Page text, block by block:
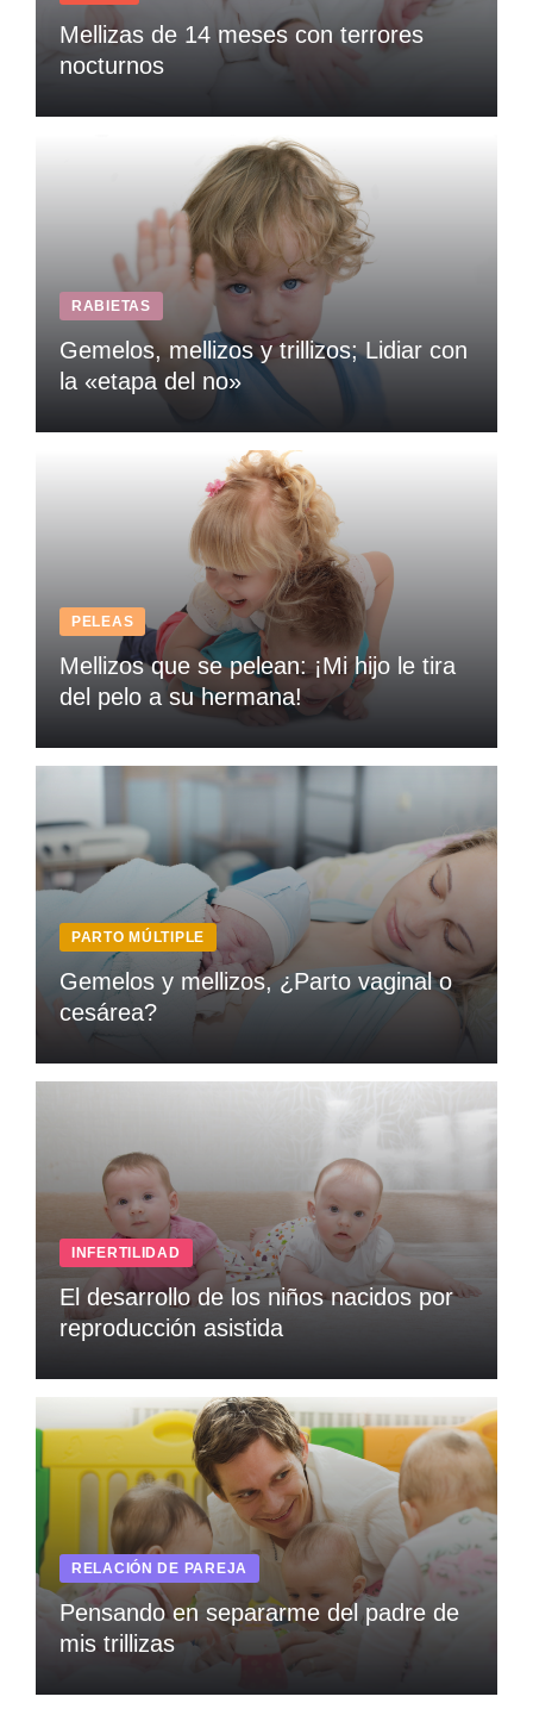
Mellizas de 14 meses con terrores
nocturnos
RABIETAS
Gemelos, mellizos y trillizos; Lidiar con
la «etapa del no»
PELEAS
Mellizos que se pelean: ¡Mi hijo le tira
del pelo a su hermana!
PARTO MÚLTIPLE
Gemelos y mellizos, ¿Parto vaginal o
cesárea?
INFERTILIDAD
El desarrollo de los niños nacidos por
reproducción asistida
RELACIÓN DE PAREJA
Pensando en separarme del padre de
mis trillizas